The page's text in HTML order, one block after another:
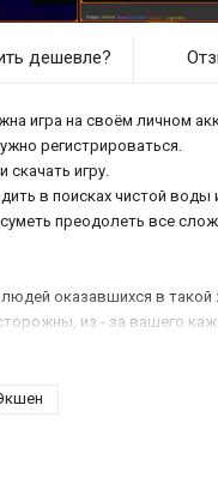
дешевле?
игра на своём личном
регистрироваться.
игру.
в поисках чистой
преодолеть все
оказавшихся в
из - за вашего